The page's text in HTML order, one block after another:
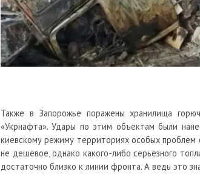
Также в Запорожье поражены хранилища
«Укрнафта». Удары по этим объектам были
киевскому режиму территориях особых
не дешёвое, однако какого-либо серьёзного
достаточно близко к линии фронта. А ведь это